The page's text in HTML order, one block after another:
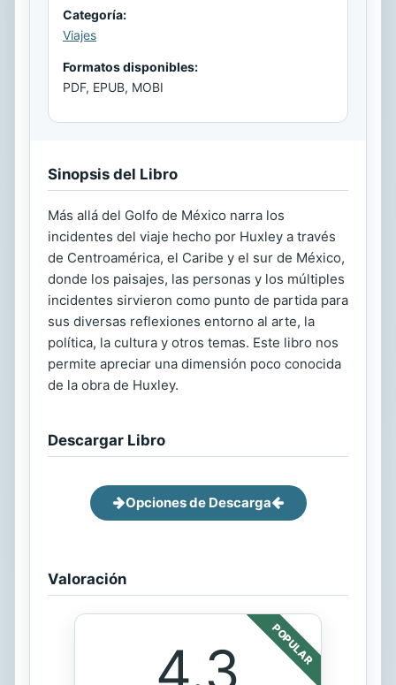
Categoría:
Viajes
Formatos disponibles:
PDF, EPUB, MOBI
Sinopsis del Libro
Más allá del Golfo de México narra los
incidentes del viaje hecho por Huxley a través
de Centroamérica, el Caribe y el sur de México,
donde los paisajes, las personas y los múltiples
incidentes sirvieron como punto de partida para
sus diversas reflexiones entorno al arte, la
política, la cultura y otros temas. Este libro nos
permite apreciar una dimensión poco conocida
de la obra de Huxley.
Descargar Libro
Opciones de Descarga
Valoración
POPULAR
4.3